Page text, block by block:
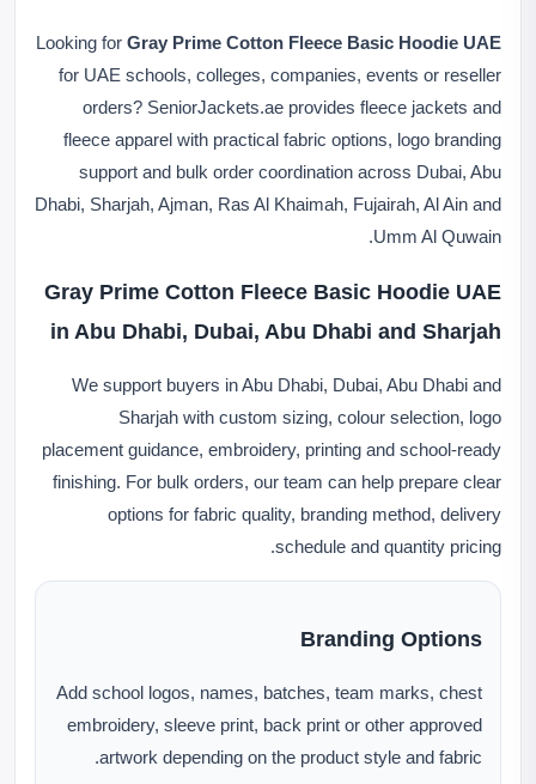
Looking for Gray Prime Cotton Fleece Basic Hoodie UAE
for UAE schools, colleges, companies, events or reseller
orders? SeniorJackets.ae provides fleece jackets and
fleece apparel with practical fabric options, logo branding
support and bulk order coordination across Dubai, Abu
Dhabi, Sharjah, Ajman, Ras Al Khaimah, Fujairah, Al Ain and
Umm Al Quwain.
Gray Prime Cotton Fleece Basic Hoodie UAE
in Abu Dhabi, Dubai, Abu Dhabi and Sharjah
We support buyers in Abu Dhabi, Dubai, Abu Dhabi and
Sharjah with custom sizing, colour selection, logo
placement guidance, embroidery, printing and school-ready
finishing. For bulk orders, our team can help prepare clear
options for fabric quality, branding method, delivery
schedule and quantity pricing.
Branding Options
Add school logos, names, batches, team marks, chest
embroidery, sleeve print, back print or other approved
artwork depending on the product style and fabric.